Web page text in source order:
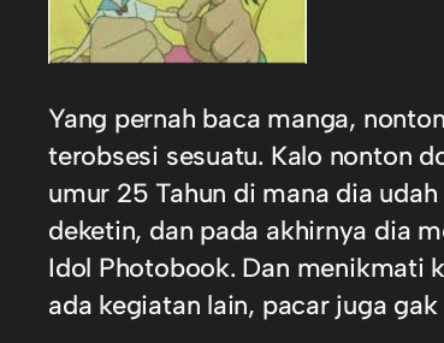
Yang pernah baca manga,
terobsesi sesuatu. Kalo nonton
umur 25 Tahun di mana dia
deketin, dan pada akhirnya dia
Idol Photobook. Dan menikmati
ada kegiatan lain, pacar juga